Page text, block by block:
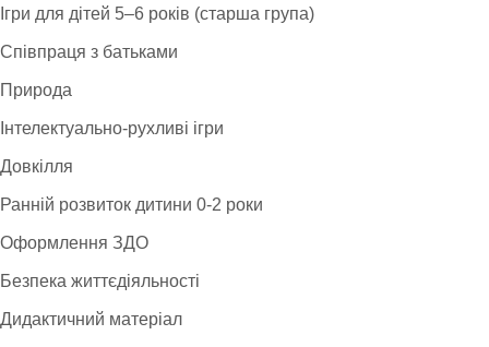
Ігри для дітей 5–6 років (старша група)
Співпраця з батьками
Природа
Інтелектуально-рухливі ігри
Довкілля
Ранній розвиток дитини 0-2 роки
Оформлення ЗДО
Безпека життєдіяльності
Дидактичний матеріал